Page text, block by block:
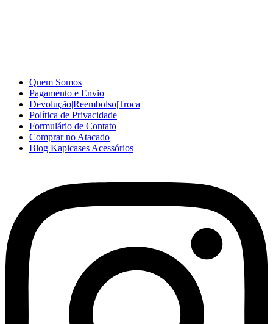
Quem Somos
Pagamento e Envio
Devolução|Reembolso|Troca
Política de Privacidade
Formulário de Contato
Comprar no Atacado
Blog Kapicases Acessórios